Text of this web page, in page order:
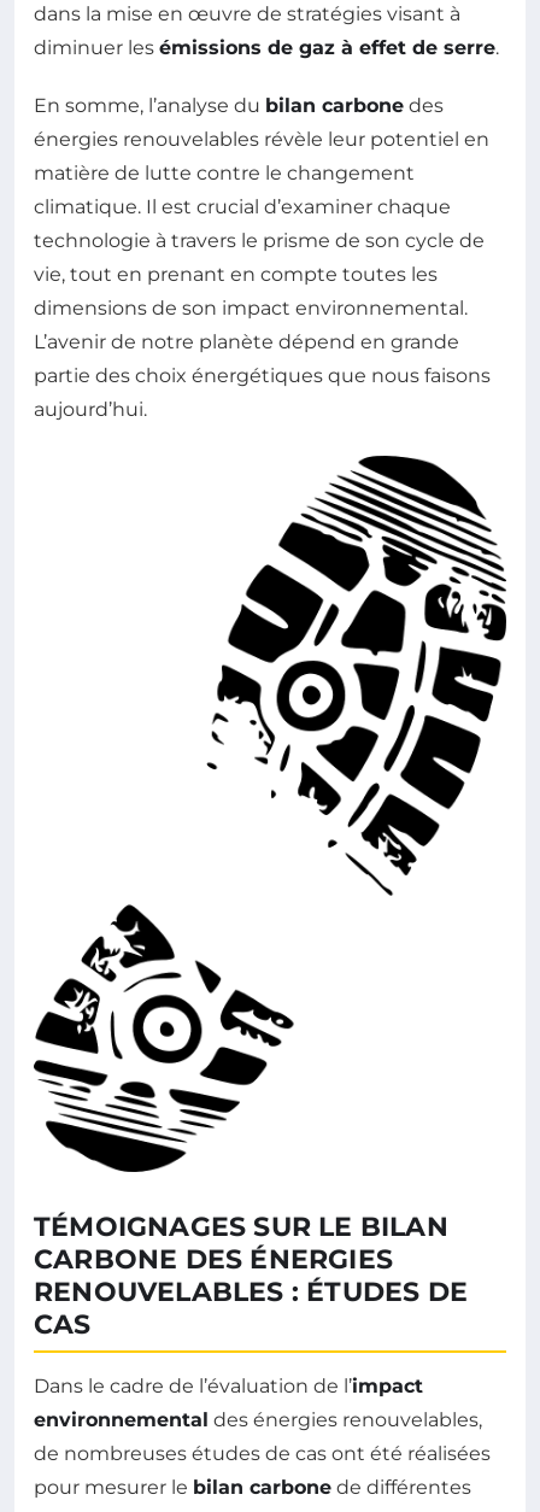
dans la mise en œuvre de stratégies visant à
diminuer les émissions de gaz à effet de serre.
En somme, l’analyse du bilan carbone des
énergies renouvelables révèle leur potentiel en
matière de lutte contre le changement
climatique. Il est crucial d’examiner chaque
technologie à travers le prisme de son cycle de
vie, tout en prenant en compte toutes les
dimensions de son impact environnemental.
L’avenir de notre planète dépend en grande
partie des choix énergétiques que nous faisons
aujourd’hui.
TÉMOIGNAGES SUR LE BILAN
CARBONE DES ÉNERGIES
RENOUVELABLES : ÉTUDES DE
CAS
Dans le cadre de l’évaluation de l’impact
environnemental des énergies renouvelables,
de nombreuses études de cas ont été réalisées
pour mesurer le bilan carbone de différentes